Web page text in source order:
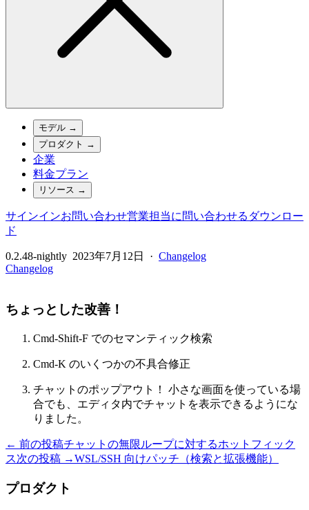
モデル →
プロダクト →
企業
料金プラン
リソース →
サインインお問い合わせ営業担当に問い合わせる ダウンロー
ド
0.2.48-nightly 2023年7月12日 · Changelog
Changelog
ちょっとした改善！
Cmd-Shift-F でのセマンティック検索
Cmd-K のいくつかの不具合修正
チャットのポップアウト！ 小さな画面を使っている場
合でも、エディタ内でチャットを表示できるようにな
りました。
← 前の投稿チャットの無限ループに対するホットフィック
ス次の投稿 →WSL/SSH 向けパッチ（検索と拡張機能）
プロダクト